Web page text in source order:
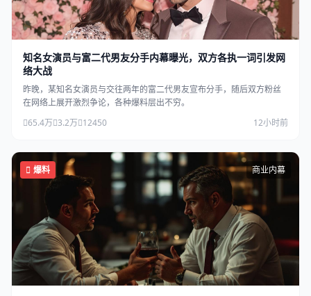
知名女演员与富二代男友分手内幕曝光，双方各执一词引发网
络大战
昨晚，某知名女演员与交往两年的富二代男友宣布分手，随后双方粉丝
在网络上展开激烈争论，各种爆料层出不穷。
65.4万 3.2万 12450 12小时前
爆料 商业内幕